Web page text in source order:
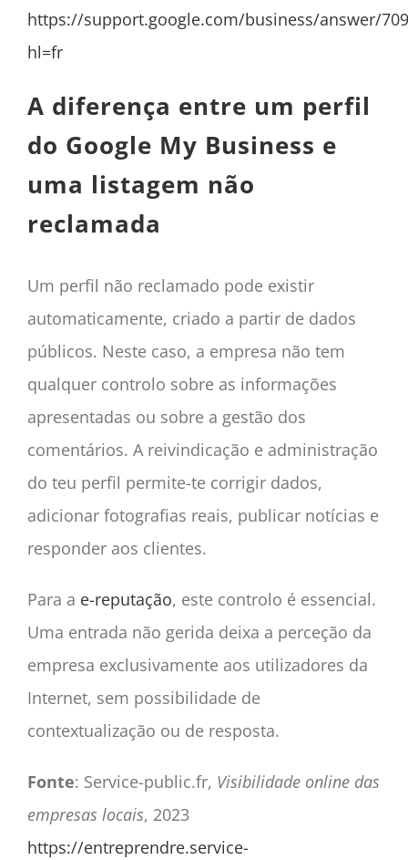
https://support.google.com/business/answer/
hl=fr
A diferença entre um perfil
do Google My Business e
uma listagem não
reclamada
Um perfil não reclamado pode existir
automaticamente, criado a partir de dados
públicos. Neste caso, a empresa não tem
qualquer controlo sobre as informações
apresentadas ou sobre a gestão dos
comentários. A reivindicação e administração
do teu perfil permite-te corrigir dados,
adicionar fotografias reais, publicar notícias e
responder aos clientes.
Para a e-reputação, este controlo é essencial.
Uma entrada não gerida deixa a perceção da
empresa exclusivamente aos utilizadores da
Internet, sem possibilidade de
contextualização ou de resposta.
Fonte: Service-public.fr, Visibilidade online das
empresas locais, 2023
https://entreprendre.service-